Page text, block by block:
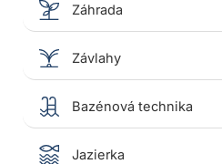
Záhrada
Závlahy
Bazénová technika
Jazierka